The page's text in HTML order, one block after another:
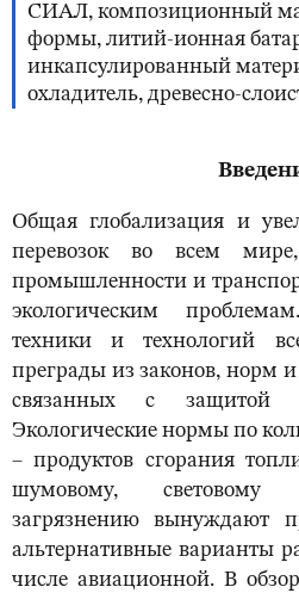
СИАЛ, композиционный
формы, литий-ионная
инкапсулированный
охладитель, древесно-
Общая глобализация и
перевозок во всем
промышленности и
экологическим
техники и технологий
преграды из законов, норм
связанных с защитой
Экологические нормы по
– продуктов сгорания
шумовому, световому
загрязнению вынуждают
альтернативные варианты
числе авиационной. В